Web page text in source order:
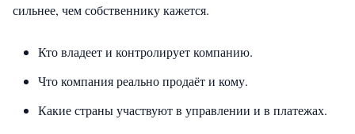
сильнее, чем собственнику кажется.
Кто владеет и контролирует компанию.
Что компания реально продаёт и кому.
Какие страны участвуют в управлении и в платежах.